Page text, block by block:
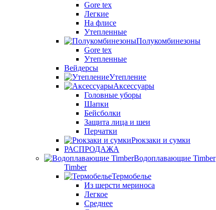
Gore tex
Легкие
На флисе
Утепленные
Полукомбинезоны
Gore tex
Утепленные
Вейдерсы
Утепление
Аксессуары
Головные уборы
Шапки
Бейсболки
Защита лица и шеи
Перчатки
Рюкзаки и сумки
РАСПРОДАЖА
Водоплавающие Timber
Timber
Термобелье
Из шерсти мериноса
Легкое
Среднее